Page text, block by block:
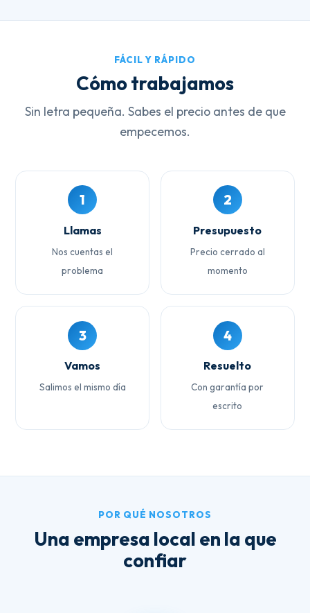
FÁCIL Y RÁPIDO
Cómo trabajamos
Sin letra pequeña. Sabes el precio antes de que
empecemos.
1
Llamas
Nos cuentas el
problema
2
Presupuesto
Precio cerrado al
momento
3
Vamos
Salimos el mismo día
4
Resuelto
Con garantía por
escrito
POR QUÉ NOSOTROS
Una empresa local en la que
confiar